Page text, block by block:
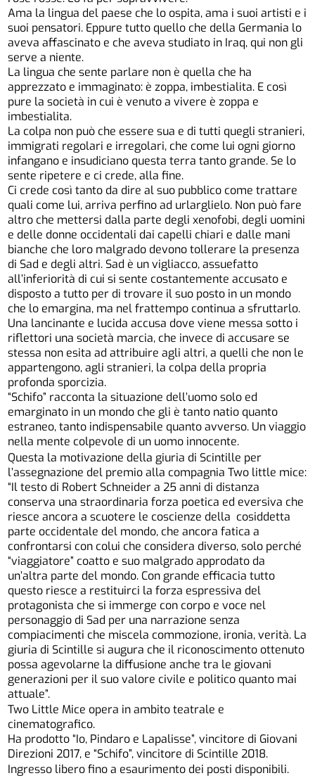
Ama la lingua del paese che lo ospita, ama i suoi artisti e i
suoi pensatori. Eppure tutto quello che della Germania lo
aveva affascinato e che aveva studiato in Iraq, qui non gli
serve a niente.
La lingua che sente parlare non è quella che ha
apprezzato e immaginato: è zoppa, imbestialita. E così
pure la società in cui è venuto a vivere è zoppa e
imbestialita.
La colpa non può che essere sua e di tutti quegli stranieri,
immigrati regolari e irregolari, che come lui ogni giorno
infangano e insudiciano questa terra tanto grande. Se lo
sente ripetere e ci crede, alla fine.
Ci crede così tanto da dire al suo pubblico come trattare
quali come lui, arriva perfino ad urlarglielo. Non può fare
altro che mettersi dalla parte degli xenofobi, degli uomini
e delle donne occidentali dai capelli chiari e dalle mani
bianche che loro malgrado devono tollerare la presenza
di Sad e degli altri. Sad è un vigliacco, assuefatto
all’inferiorità di cui si sente costantemente accusato e
disposto a tutto per di trovare il suo posto in un mondo
che lo emargina, ma nel frattempo continua a sfruttarlo.
Una lancinante e lucida accusa dove viene messa sotto i
riflettori una società marcia, che invece di accusare se
stessa non esita ad attribuire agli altri, a quelli che non le
appartengono, agli stranieri, la colpa della propria
profonda sporcizia.
“Schifo” racconta la situazione dell’uomo solo ed
emarginato in un mondo che gli è tanto natio quanto
estraneo, tanto indispensabile quanto avverso. Un viaggio
nella mente colpevole di un uomo innocente.
Questa la motivazione della giuria di Scintille per
l’assegnazione del premio alla compagnia Two little mice:
“Il testo di Robert Schneider a 25 anni di distanza
conserva una straordinaria forza poetica ed eversiva che
riesce ancora a scuotere le coscienze della cosiddetta
parte occidentale del mondo, che ancora fatica a
confrontarsi con colui che considera diverso, solo perché
“viaggiatore” coatto e suo malgrado approdato da
un’altra parte del mondo. Con grande efficacia tutto
questo riesce a restituirci la forza espressiva del
protagonista che si immerge con corpo e voce nel
personaggio di Sad per una narrazione senza
compiacimenti che miscela commozione, ironia, verità. La
giuria di Scintille si augura che il riconoscimento ottenuto
possa agevolarne la diffusione anche tra le giovani
generazioni per il suo valore civile e politico quanto mai
attuale”.
Two Little Mice opera in ambito teatrale e
cinematografico.
Ha prodotto “Io, Pindaro e Lapalisse”, vincitore di Giovani
Direzioni 2017, e “Schifo”, vincitore di Scintille 2018.
Ingresso libero fino a esaurimento dei posti disponibili.